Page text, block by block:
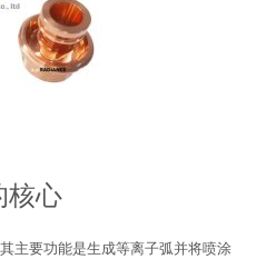
核心
主要功能是生成等离子弧并将喷涂